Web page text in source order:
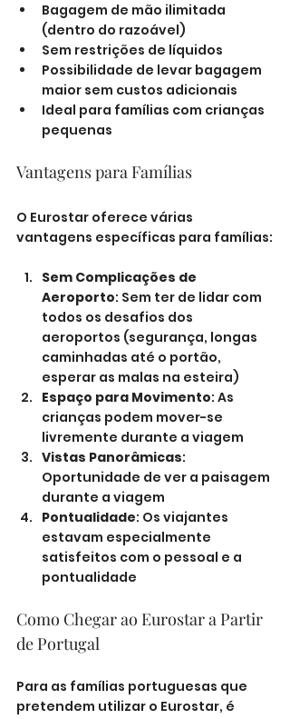
Bagagem de mão ilimitada
(dentro do razoável)
Sem restrições de líquidos
Possibilidade de levar bagagem
maior sem custos adicionais
Ideal para famílias com crianças
pequenas
Vantagens para Famílias
O Eurostar oferece várias
vantagens específicas para famílias:
Sem Complicações de
Aeroporto: Sem ter de lidar com
todos os desafios dos
aeroportos (segurança, longas
caminhadas até o portão,
esperar as malas na esteira)
Espaço para Movimento: As
crianças podem mover-se
livremente durante a viagem
Vistas Panorâmicas:
Oportunidade de ver a paisagem
durante a viagem
Pontualidade: Os viajantes
estavam especialmente
satisfeitos com o pessoal e a
pontualidade
Como Chegar ao Eurostar a Partir
de Portugal
Para as famílias portuguesas que
pretendem utilizar o Eurostar, é